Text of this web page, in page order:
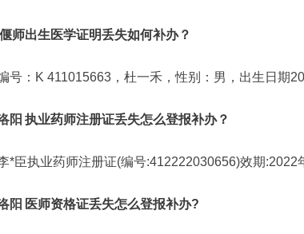
偃师出生医学证明丢失如何补办？
号：K 411015663，杜一禾，性别：男，出生日期
阳 执业药师注册证丢失怎么登报补办？
*臣执业药师注册证(编号:412222030656)效期:2022
阳 医师资格证丢失怎么登报补办?